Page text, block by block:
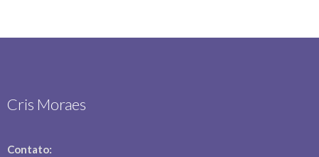
Cris Moraes
Contato: